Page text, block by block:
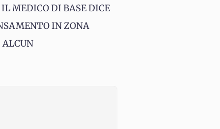
MEDICO DI BASE DICE
IN ZONA
ALCUN